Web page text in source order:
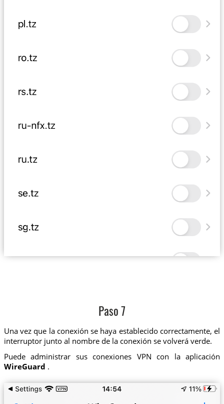
Paso 7
Una vez que la conexión se haya establecido correctamente, el
interruptor junto al nombre de la conexión se volverá verde.
Puede administrar sus conexiones VPN con la aplicación
WireGuard .